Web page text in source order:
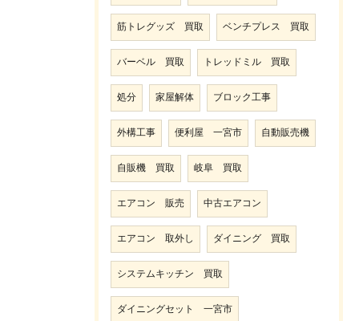
筋トレグッズ 買取 ベンチプレス 買取
バーベル 買取 トレッドミル 買取
処分 家屋解体 ブロック工事
外構工事 便利屋 一宮市 自動販売機
自販機 買取 岐阜 買取
エアコン 販売 中古エアコン
エアコン 取外し ダイニング 買取
システムキッチン 買取
ダイニングセット 一宮市